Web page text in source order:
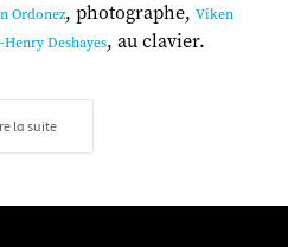
Ordonez, photographe, Viken
Deshayes, au clavier.
la suite